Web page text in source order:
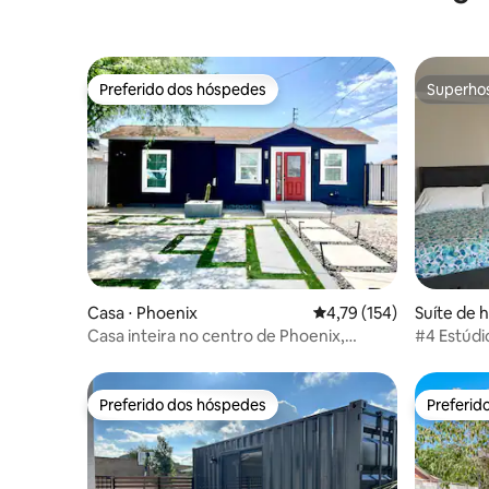
Preferido dos hóspedes
Preferido dos hóspedes
Casa ⋅ Phoenix 4,79 de uma avaliação
4,79 (154)
Casa inteira no centro de Phoenix,
Suíte de
#4
Preferido dos hóspedes
Preferido dos hóspedes